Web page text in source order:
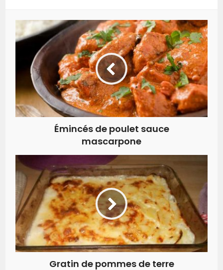
Émincés de poulet sauce
mascarpone
Gratin de pommes de terre